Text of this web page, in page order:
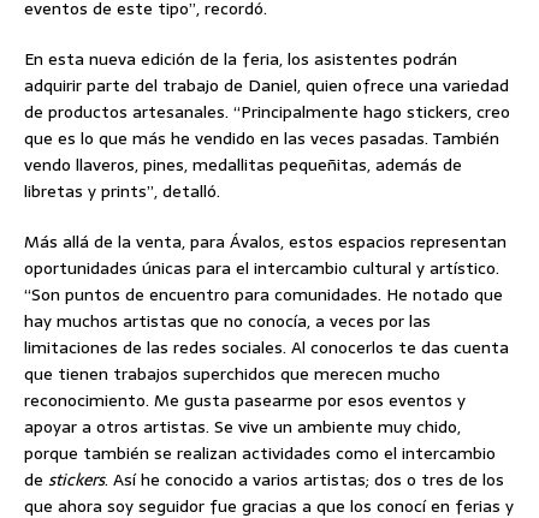
eventos de este tipo”, recordó.
En esta nueva edición de la feria, los asistentes podrán
adquirir parte del trabajo de Daniel, quien ofrece una variedad
de productos artesanales. “Principalmente hago stickers, creo
que es lo que más he vendido en las veces pasadas. También
vendo llaveros, pines, medallitas pequeñitas, además de
libretas y prints”, detalló.
Más allá de la venta, para Ávalos, estos espacios representan
oportunidades únicas para el intercambio cultural y artístico.
“Son puntos de encuentro para comunidades. He notado que
hay muchos artistas que no conocía, a veces por las
limitaciones de las redes sociales. Al conocerlos te das cuenta
que tienen trabajos superchidos que merecen mucho
reconocimiento. Me gusta pasearme por esos eventos y
apoyar a otros artistas. Se vive un ambiente muy chido,
porque también se realizan actividades como el intercambio
de stickers. Así he conocido a varios artistas; dos o tres de los
que ahora soy seguidor fue gracias a que los conocí en ferias y